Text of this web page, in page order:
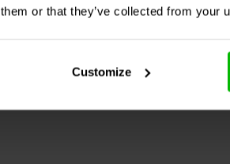
or that they’ve collected from your
Customize
10+ Auf Lager
Vergleichen